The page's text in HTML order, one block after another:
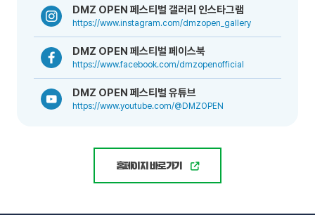
DMZ OPEN 페스티벌 갤러리 인스타그램
https://www.instagram.com/dmzopen_gallery
DMZ OPEN 페스티벌 페이스북
https://www.facebook.com/dmzopenofficial
DMZ OPEN 페스티벌 유튜브
https://www.youtube.com/@DMZOPEN
홈페이지 바로가기